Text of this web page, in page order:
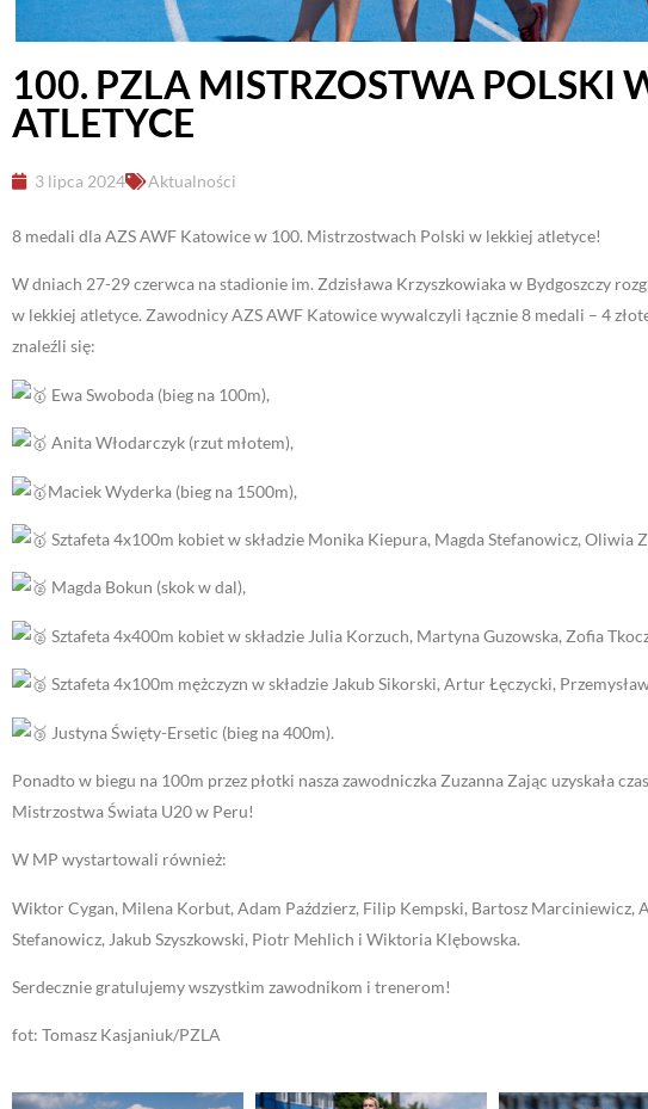
100. PZLA MISTRZOSTWA POLSKI
ATLETYCE
3 lipca 2024 Aktualności
8 medali dla AZS AWF Katowice w 100. Mistrzostwach Polski w lekkiej atletyce!
W dniach 27-29 czerwca na stadionie im. Zdzisława Krzyszkowiaka w Bydgoszczy
w lekkiej atletyce. Zawodnicy AZS AWF Katowice wywalczyli łącznie 8 medali – 4
znaleźli się:
Ewa Swoboda (bieg na 100m),
Anita Włodarczyk (rzut młotem),
Maciek Wyderka (bieg na 1500m),
Sztafeta 4x100m kobiet w składzie Monika Kiepura, Magda Stefanowicz, Oliwia
Magda Bokun (skok w dal),
Sztafeta 4x400m kobiet w składzie Julia Korzuch, Martyna Guzowska, Zofia
Sztafeta 4x100m mężczyzn w składzie Jakub Sikorski, Artur Łęczycki,
Justyna Święty-Ersetic (bieg na 400m).
Ponadto w biegu na 100m przez płotki nasza zawodniczka Zuzanna Zając uzyskała
Mistrzostwa Świata U20 w Peru!
W MP wystartowali również:
Wiktor Cygan, Milena Korbut, Adam Paździerz, Filip Kempski, Bartosz Marciniewicz,
Stefanowicz, Jakub Szyszkowski, Piotr Mehlich i Wiktoria Klębowska.
Serdecznie gratulujemy wszystkim zawodnikom i trenerom!
fot: Tomasz Kasjaniuk/PZLA